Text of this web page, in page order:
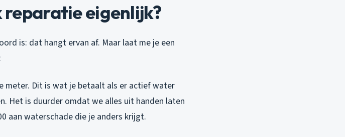
eigenlijk?
is: dat hangt ervan af. Maar laat me je een
meter. Dit is wat je betaalt als er actief water
Het is duurder omdat we alles uit handen laten
aan waterschade die je anders krijgt.